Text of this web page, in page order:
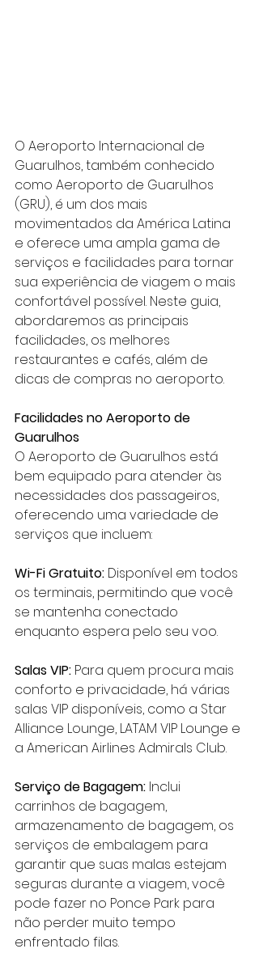
O Aeroporto Internacional de
Guarulhos, também conhecido
como Aeroporto de Guarulhos
(GRU), é um dos mais
movimentados da América Latina
e oferece uma ampla gama de
serviços e facilidades para tornar
sua experiência de viagem o mais
confortável possível. Neste guia,
abordaremos as principais
facilidades, os melhores
restaurantes e cafés, além de
dicas de compras no aeroporto.
Facilidades no Aeroporto de
Guarulhos
O Aeroporto de Guarulhos está
bem equipado para atender às
necessidades dos passageiros,
oferecendo uma variedade de
serviços que incluem:
Wi-Fi Gratuito: Disponível em todos
os terminais, permitindo que você
se mantenha conectado
enquanto espera pelo seu voo.
Salas VIP: Para quem procura mais
conforto e privacidade, há várias
salas VIP disponíveis, como a Star
Alliance Lounge, LATAM VIP Lounge e
a American Airlines Admirals Club.
Serviço de Bagagem: Inclui
carrinhos de bagagem,
armazenamento de bagagem, os
serviços de embalagem para
garantir que suas malas estejam
seguras durante a viagem, você
pode fazer no Ponce Park para
não perder muito tempo
enfrentado filas.